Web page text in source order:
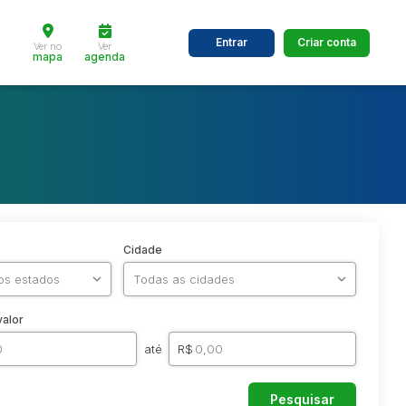
Ver no
mapa
Ver
agenda
Entrar Criar conta
Cidade
até R$
Pesquisar